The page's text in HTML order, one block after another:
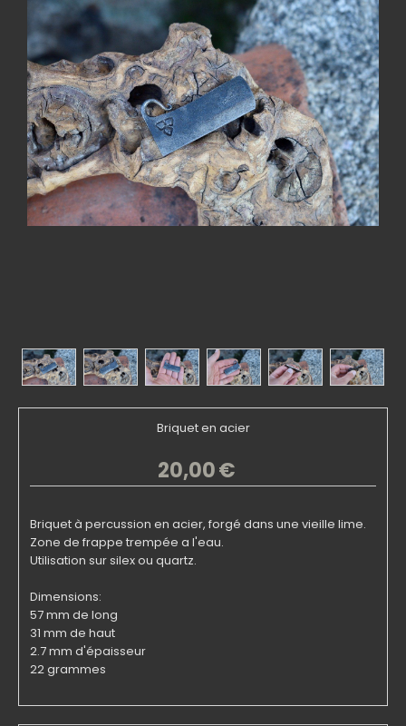
Briquet en acier
20,00€
Briquet à percussion en acier, forgé dans une vieille lime.
Zone de frappe trempée a l'eau.
Utilisation sur silex ou quartz.
Dimensions:
57 mm de long
31 mm de haut
2.7 mm d'épaisseur
22 grammes